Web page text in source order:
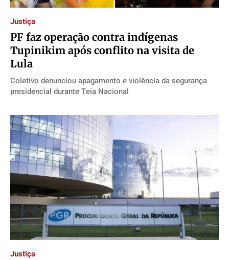
Justiça
PF faz operação contra indígenas
Tupinikim após conflito na visita de
Lula
Coletivo denunciou apagamento e violência da segurança
presidencial durante Teia Nacional
Justiça